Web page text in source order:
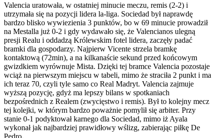
Valencia uratowała, w ostatniej minucie meczu, remis (2-2) i
utrzymała się na pozycji lidera la-liga. Sociedad był naprawdę
bardzo blisko wywiezienia 3 punktów, bo w 69 minucie prowadził
na Mestalla już 0-2 i gdy wydawało się, że Valencianos ulegną
presji Realu i oddadzą Królewskim fotel lidera, zaczęły padać
bramki dla gospodarzy. Najpierw Vicente strzela bramkę
kontaktową (72min), a na kilkanaście sekund przed końcowym
gwizdkiem wyrównuje Mista. Dzięki tej bramce Valencia pozostaje
wciąż na pierwszym miejscu w tabeli, mimo że straciła 2 punkt i ma
ich teraz 70, czyli tyle samo co Real Madryt. Valencia zajmuje
wyższą pozycję, gdyż ma lepszy bilans w spotkaniach
bezpośrednich z Realem (zwycięstwo i remis). Był to kolejny mecz
tej kolejki, w którym bardzo poważnie pomylił się arbiter. Przy
stanie 0-1 podyktował karnego dla Sociedad, mimo iż Ayala
wykonał jak najbardziej prawidłowy wślizg, zabierając piłkę De
Pedro.